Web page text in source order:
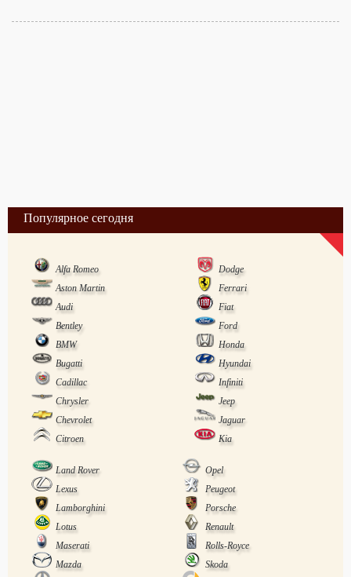
Популярное сегодня
Alfa Romeo
Dodge
Aston Martin
Ferrari
Audi
Fiat
Bentley
Ford
BMW
Honda
Bugatti
Hyundai
Cadillac
Infiniti
Chrysler
Jeep
Chevrolet
Jaguar
Citroen
Kia
Land Rover
Opel
Lexus
Peugeot
Lamborghini
Porsche
Lotus
Renault
Maserati
Rolls-Royce
Mazda
Skoda